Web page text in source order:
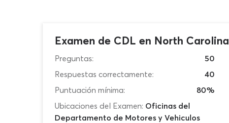
Examen de CDL en North Carolina
Preguntas:
50
Respuestas correctamente:
40
Puntuación mínima:
80%
Ubicaciones del Examen: Oficinas del
Departamento de Motores y Vehiculos